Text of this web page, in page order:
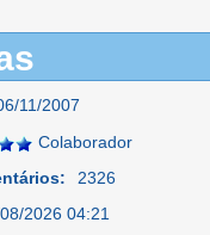
11/2007
Colaborador
2326
2026 04:21